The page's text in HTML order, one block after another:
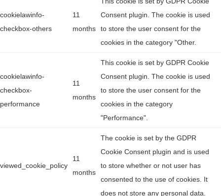
cookielawinfo-
checkbox-others
11
months
Consent plugin. The cookie is used
to store the user consent for the
cookies in the category "Other.
cookielawinfo-
checkbox-
performance
11
months
This cookie is set by GDPR Cookie
Consent plugin. The cookie is used
to store the user consent for the
cookies in the category
"Performance".
viewed_cookie_policy
11
months
The cookie is set by the GDPR
Cookie Consent plugin and is used
to store whether or not user has
consented to the use of cookies. It
does not store any personal data.